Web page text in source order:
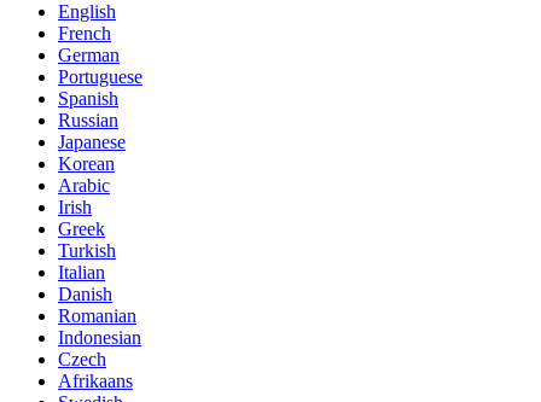
English
French
German
Portuguese
Spanish
Russian
Japanese
Korean
Arabic
Irish
Greek
Turkish
Italian
Danish
Romanian
Indonesian
Czech
Afrikaans